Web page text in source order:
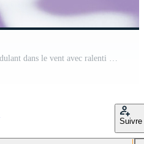
drapeau indonésien agrandi ondulant dans le vent avec ralenti Vidéo Gratuite
Suivre